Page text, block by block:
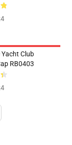
Yacht Club
RB0403